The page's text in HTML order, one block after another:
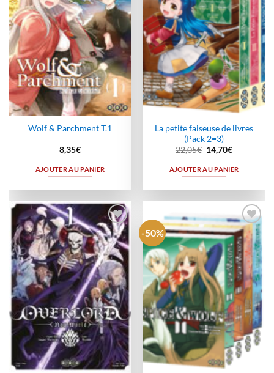
Wolf & Parchment T.1
8,35€
AJOUTER AU PANIER
La petite faiseuse de livres
(Pack 2=3)
22,05€ Le
prix
initial
était :
14,70€Le
actuel
est :
AJOUTER AU PANIER
Ajouter
à la
wishlist
-50%
Ajouter
à la
wishlist